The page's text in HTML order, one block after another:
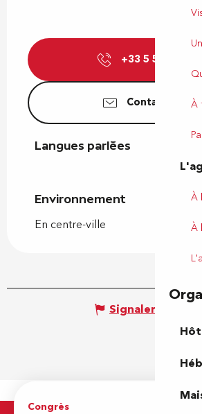
À
À
À
+33 5 59 27 27
Contactez-
Langues parlées
Langues parlées
Environnement
Environnement
En centre-ville
Signaler une
Congrès